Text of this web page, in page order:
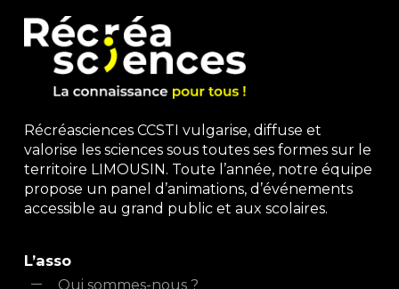
Récréasciences CCSTI vulgarise, diffuse et
valorise les sciences sous toutes ses formes sur le
territoire LIMOUSIN. Toute l’année, notre équipe
propose un panel d’animations, d’événements
accessible au grand public et aux scolaires.
L’asso
Qui sommes-nous ?